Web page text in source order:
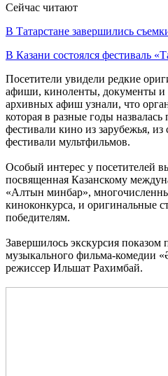
Сейчас читают
В Татарстане завершились
В Казани состоялся фестиваль
Посетители увидели редкие
афиши, киноленты, документы и
архивных афиш узнали, что
которая в разные годы
фестивали кино из зарубежья,
фестивали мультфильмов.
Особый интерес у посетителей
посвященная Казанскому
«Алтын минбар»,
киноконкурса, и оригинальные
победителям.
Завершилось экскурсия показом
музыкального фильма-комедии
режиссер Ильшат Рахимбай.